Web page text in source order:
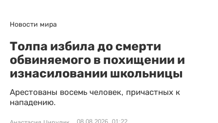
Новости мира
Толпа избила до смерти
обвиняемого в похищении и
изнасиловании школьницы
Арестованы восемь человек, причастных к
нападению.